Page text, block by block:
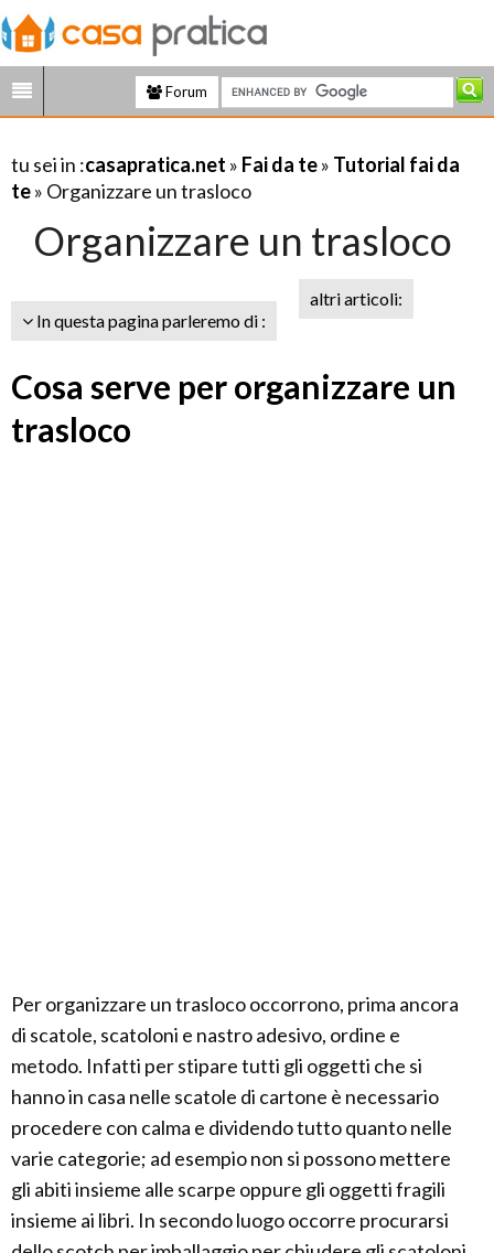
Forum
tu sei in :casapratica.net » Fai da te» Tutorial fai da
te» Organizzare un trasloco
Organizzare un trasloco
In questa pagina parleremo di :
altri articoli:
Cosa serve per organizzare un
trasloco
Per organizzare un trasloco occorrono, prima ancora
di scatole, scatoloni e nastro adesivo, ordine e
metodo. Infatti per stipare tutti gli oggetti che si
hanno in casa nelle scatole di cartone è necessario
procedere con calma e dividendo tutto quanto nelle
varie categorie; ad esempio non si possono mettere
gli abiti insieme alle scarpe oppure gli oggetti fragili
insieme ai libri. In secondo luogo occorre procurarsi